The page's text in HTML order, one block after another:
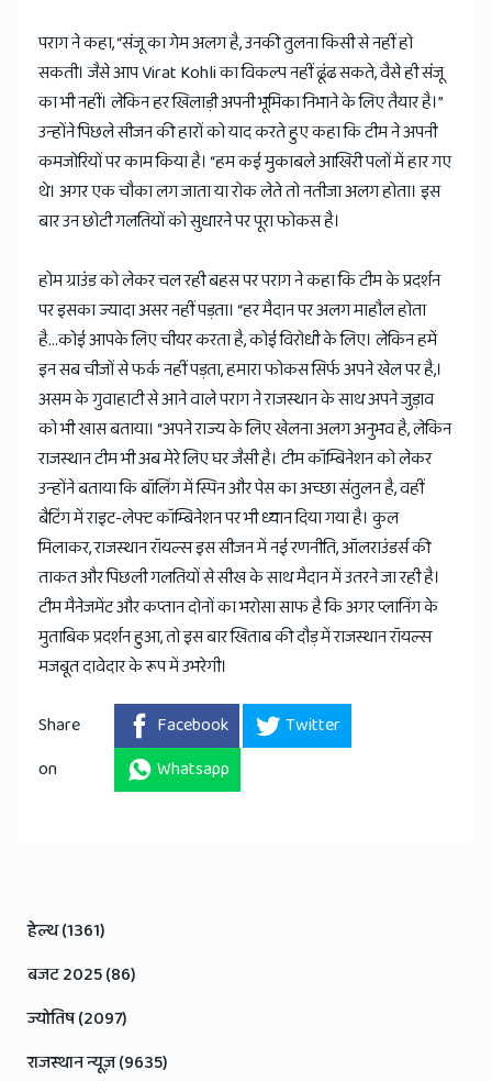
पराग ने कहा, “संजू का गेम अलग है, उनकी तुलना किसी से नहीं हो
सकती। जैसे आप Virat Kohli का विकल्प नहीं ढूंढ सकते, वैसे ही संजू
का भी नहीं। लेकिन हर खिलाड़ी अपनी भूमिका निभाने के लिए तैयार है।”
उन्होंने पिछले सीजन की हारों को याद करते हुए कहा कि टीम ने अपनी
कमजोरियों पर काम किया है। “हम कई मुकाबले आखिरी पलों में हार गए
थे। अगर एक चौका लग जाता या रोक लेते तो नतीजा अलग होता। इस
बार उन छोटी गलतियों को सुधारने पर पूरा फोकस है।
होम ग्राउंड को लेकर चल रही बहस पर पराग ने कहा कि टीम के प्रदर्शन
पर इसका ज्यादा असर नहीं पड़ता। “हर मैदान पर अलग माहौल होता
है...कोई आपके लिए चीयर करता है, कोई विरोधी के लिए। लेकिन हमें
इन सब चीजों से फर्क नहीं पड़ता, हमारा फोकस सिर्फ अपने खेल पर है,।
असम के गुवाहाटी से आने वाले पराग ने राजस्थान के साथ अपने जुड़ाव
को भी खास बताया। “अपने राज्य के लिए खेलना अलग अनुभव है, लेकिन
राजस्थान टीम भी अब मेरे लिए घर जैसी है। टीम कॉम्बिनेशन को लेकर
उन्होंने बताया कि बॉलिंग में स्पिन और पेस का अच्छा संतुलन है, वहीं
बैटिंग में राइट-लेफ्ट कॉम्बिनेशन पर भी ध्यान दिया गया है। कुल
मिलाकर, राजस्थान रॉयल्स इस सीजन में नई रणनीति, ऑलराउंडर्स की
ताकत और पिछली गलतियों से सीख के साथ मैदान में उतरने जा रही है।
टीम मैनेजमेंट और कप्तान दोनों का भरोसा साफ है कि अगर प्लानिंग के
मुताबिक प्रदर्शन हुआ, तो इस बार खिताब की दौड़ में राजस्थान रॉयल्स
मजबूत दावेदार के रूप में उभरेगी।
Share
on
Facebook
Twitter
Whatsapp
हेल्थ (1361)
बजट 2025 (86)
ज्योतिष (2097)
राजस्थान न्यूज़ (9635)